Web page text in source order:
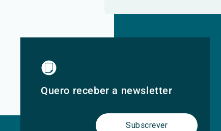
Quero receber a newsletter
Subscrever